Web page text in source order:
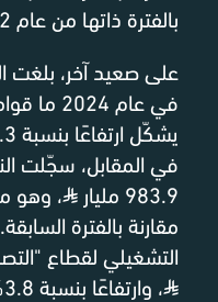
بالفترة ذاتها من عام 2022.
على صعيد آخر، بلغت
في عام 2024 ما قوامه 1.7 تريليون
في المقابل، سجّلت
983.9 مليار
⃁
مقارنة بالفترة
التشغيلي لقطاع "التصنيع"
⃁، وارتفاعًا بنسبة 3.8% مقارنة بالفترة السابقة.